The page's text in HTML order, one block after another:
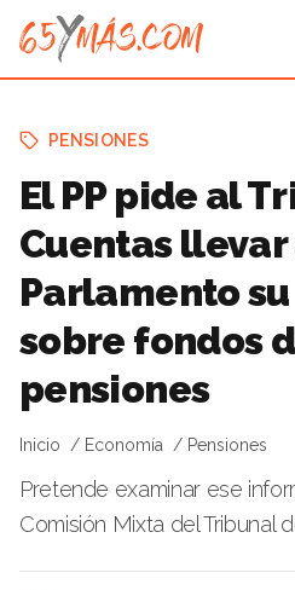
PENSIONES
El PP pide al
Cuentas llevar
Parlamento
sobre fondos
pensiones
Inicio Economía Pensiones
Pretende examinar ese
Comisión Mixta del Tribunal